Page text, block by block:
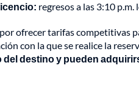
regresos a las 3:10 p.m.
ofrecer tarifas competitivas
con la que se realice la
destino y pueden